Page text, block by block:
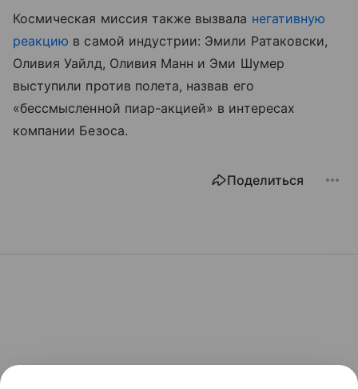
Космическая миссия также вызвала негативную
реакцию в самой индустрии: Эмили Ратаковски,
Оливия Уайлд, Оливия Манн и Эми Шумер
выступили против полета, назвав его
«бессмысленной пиар-акцией» в интересах
компании Безоса.
Поделиться